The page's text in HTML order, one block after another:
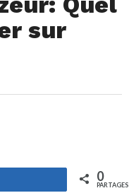
sur
0
PARTAGES